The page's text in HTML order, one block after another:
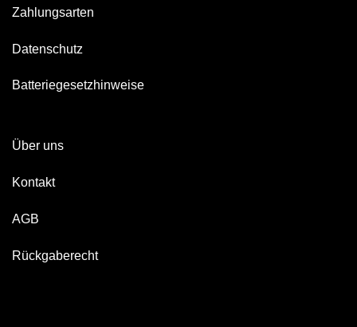
Zahlungsarten
Datenschutz
Batteriegesetzhinweise
Über uns
Kontakt
AGB
Rückgaberecht